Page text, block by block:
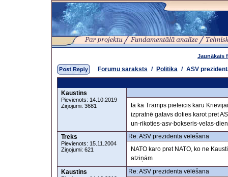
Jaunākais
Forumu saraksts / Politika / ASV
Kaustins
Pievienots: 14.10.2019
Ziņojumi: 3681
tā kā Tramps pieteicis karu
izpratnē gatavs doties karot pret
un-rikoties-asv-bokseris-velas-
Treks
Pievienots: 15.11.2004
Ziņojumi: 621
Re: ASV prezidenta vēlēšana
NATO karo pret NATO, ko ne
atziņām
Kaustins
Re: ASV prezidenta vēlēšana